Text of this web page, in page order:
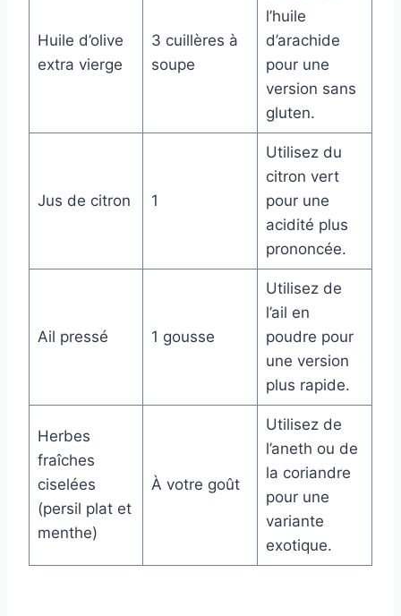
Huile d’olive
extra vierge
3 cuillères à
soupe
l’huile
d’arachide
pour une
version sans
gluten.
Jus de citron 1
Utilisez du
citron vert
pour une
acidité plus
prononcée.
Ail pressé 1 gousse
Utilisez de
l’ail en
poudre pour
une version
plus rapide.
Herbes
fraîches
ciselées
(persil plat et
menthe)
À votre goût
Utilisez de
l’aneth ou de
la coriandre
pour une
variante
exotique.